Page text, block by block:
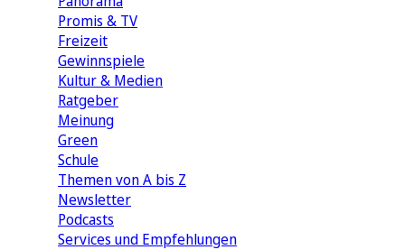
Promis & TV
Freizeit
Gewinnspiele
Kultur & Medien
Ratgeber
Meinung
Green
Schule
Themen von A bis Z
Newsletter
Podcasts
Services und Empfehlungen